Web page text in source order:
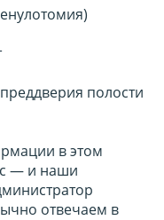
полости
в этом
— и наши
отвечаем в